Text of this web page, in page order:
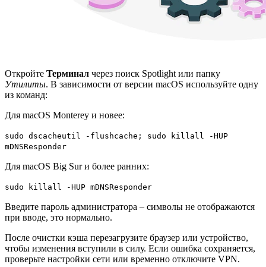
Откройте Терминал через поиск Spotlight или папку
Утилиты. В зависимости от версии macOS используйте одну
из команд:
Для macOS Monterey и новее:
sudo dscacheutil -flushcache; sudo killall -HUP
mDNSResponder
Для macOS Big Sur и более ранних:
sudo killall -HUP mDNSResponder
Введите пароль администратора – символы не отображаются
при вводе, это нормально.
После очистки кэша перезагрузите браузер или устройство,
чтобы изменения вступили в силу. Если ошибка сохраняется,
проверьте настройки сети или временно отключите VPN.